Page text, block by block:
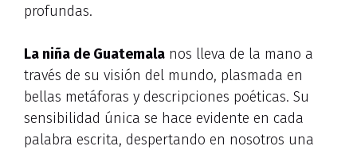
profundas.
La niña de Guatemala nos lleva de la mano a
través de su visión del mundo, plasmada en
bellas metáforas y descripciones poéticas. Su
sensibilidad única se hace evidente en cada
palabra escrita, despertando en nosotros una